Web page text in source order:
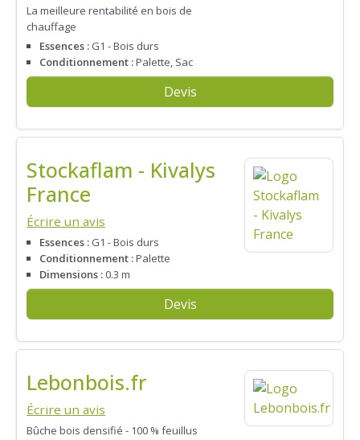
La meilleure rentabilité en bois de
chauffage
Essences : G1 - Bois durs
Conditionnement :Palette, Sac
Devis
Stockaflam - Kivalys
France
Écrire un avis
Essences : G1 - Bois durs
Conditionnement :Palette
Dimensions : 0.3 m
Devis
Lebonbois.fr
Écrire un avis
Bûche bois densifié - 100 % feuillus